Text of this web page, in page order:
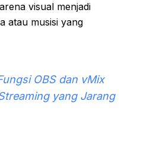
visual menjadi
atau musisi yang
OBS dan vMix
yang Jarang